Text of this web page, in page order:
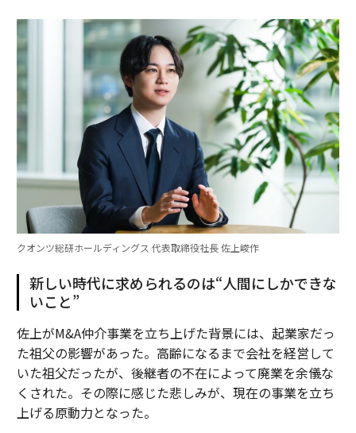
クオンツ総研ホールディングス 代表取締役社長 佐上峻作
新しい時代に求められるのは“人間にしかできな
いこと”
佐上がM&A仲介事業を立ち上げた背景には、起業家だっ
た祖父の影響があった。高齢になるまで会社を経営して
いた祖父だったが、後継者の不在によって廃業を余儀な
くされた。その際に感じた悲しみが、現在の事業を立ち
上げる原動力となった。